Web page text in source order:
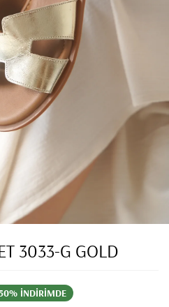
3033-G GOLD
İNDIRIMDE